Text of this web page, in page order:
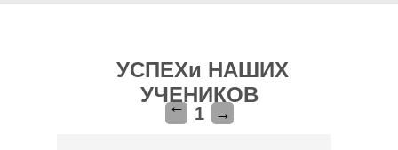
УСПЕХи НАШИХ
УЧЕНИКОВ
→
1
→